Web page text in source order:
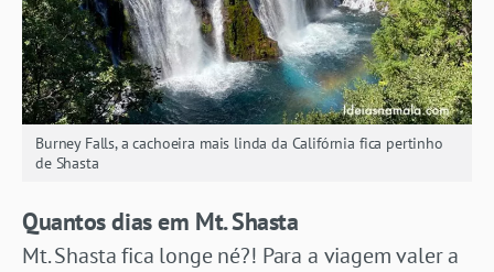
Burney Falls, a cachoeira mais linda da Califórnia fica pertinho
de Shasta
Quantos dias em Mt. Shasta
Mt. Shasta fica longe né?! Para a viagem valer a